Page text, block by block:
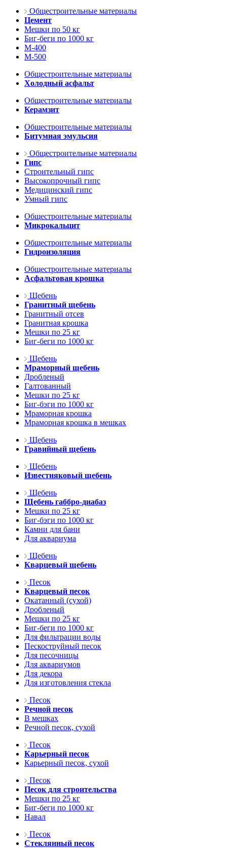
Общестроительные материалы
Цемент
Мешки по 50 кг
Биг-беги по 1000 кг
М-400
М-500
Общестроительные материалы
Холодный асфальт
Общестроительные материалы
Керамзит
Общестроительные материалы
Битумная эмульсия
Общестроительные материалы
Гипс
Строительный гипс
Высокопрочный гипс
Медицинский гипс
Умный гипс
Общестроительные материалы
Микрокальцит
Общестроительные материалы
Гидроизоляция
Общестроительные материалы
Асфальтовая крошка
Щебень
Гранитный щебень
Гранитный отсев
Гранитная крошка
Мешки по 25 кг
Биг-беги по 1000 кг
Щебень
Мраморный щебень
Дробленый
Галтованный
Мешки по 25 кг
Биг-бэги по 1000 кг
Мраморная крошка
Мраморная крошка в мешках
Щебень
Гравийный щебень
Щебень
Известняковый щебень
Щебень
Щебень габбро-диабаз
Мешки по 25 кг
Биг-бэги по 1000 кг
Камни для бани
Для аквариума
Щебень
Кварцевый щебень
Песок
Кварцевый песок
Окатанный (сухой)
Дробленый
Мешки по 25 кг
Биг-беги по 1000 кг
Для фильтрации воды
Пескоструйный песок
Для песочницы
Для аквариумов
Для декора
Для изготовления стекла
Песок
Речной песок
В мешках
Речной песок, сухой
Песок
Карьерный песок
Карьерный песок, сухой
Песок
Песок для строительства
Мешки по 25 кг
Биг-беги по 1000 кг
Навал
Песок
Стеклянный песок